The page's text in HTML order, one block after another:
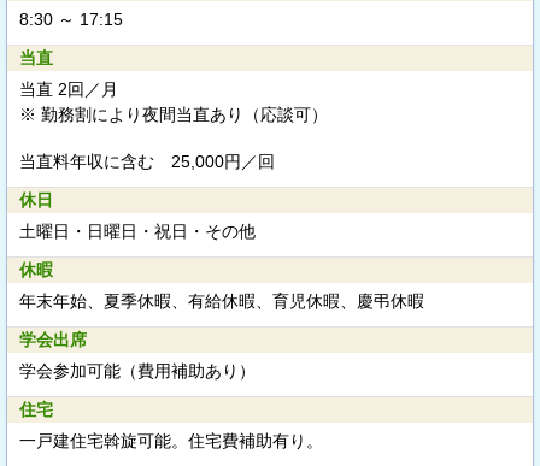
8:30 ～ 17:15
当直
当直 2回／月
※ 勤務割により夜間当直あり（応談可）
当直料年収に含む
25,000円／回
休日
土曜日・日曜日・祝日・その他
休暇
年末年始、夏季休暇、有給休暇、育児休暇、慶弔休暇
学会出席
学会参加可能（費用補助あり）
住宅
一戸建住宅斡旋可能。住宅費補助有り。